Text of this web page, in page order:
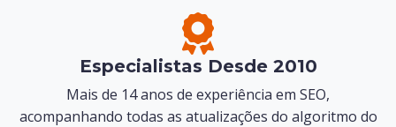
Especialistas Desde 2010
Mais de 14 anos de experiência em SEO,
acompanhando todas as atualizações do algoritmo do